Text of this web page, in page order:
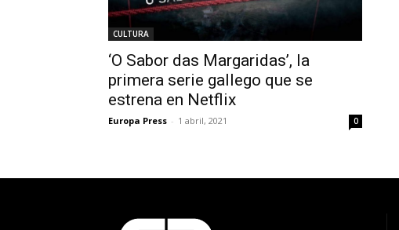
CULTURA
‘O Sabor das Margaridas’, la
primera serie gallego que se
estrena en Netflix
Europa Press - 1 abril, 2021 0